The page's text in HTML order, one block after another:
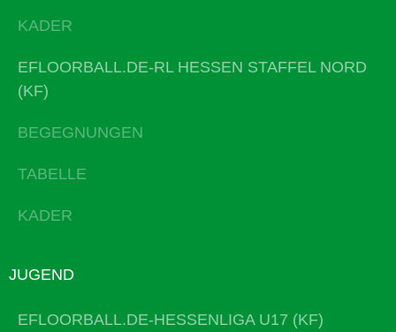
KADER
EFLOORBALL.DE-RL HESSEN STAFFEL NORD
(KF)
BEGEGNUNGEN
TABELLE
KADER
JUGEND
EFLOORBALL.DE-HESSENLIGA U17 (KF)